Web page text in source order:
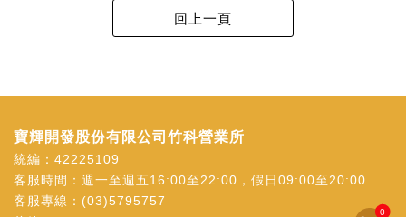
0
寶輝開發股份有限公司竹科營業所
統編：42225109
客服時間：週一至週五16:00至22:00，假日09:00至20:00
客服專線： (03)5795757